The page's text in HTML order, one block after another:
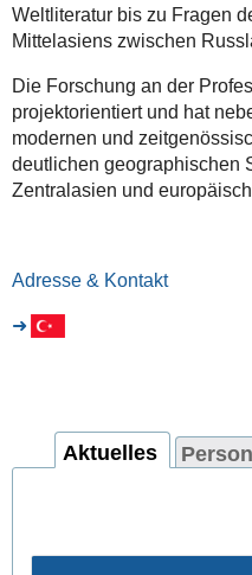
Weltliteratur bis zu Fragen
Mittelasiens zwischen
Die Forschung an der
projektorientiert und hat
modernen und
deutlichen geographischen
Zentralasien und
Adresse & Kontakt
Aktuelles